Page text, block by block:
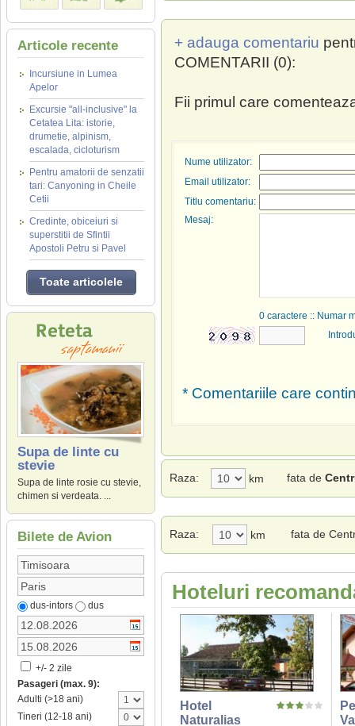
Articole recente
Incursiune in Lumea
Apelor
Excursie "all-inclusive" la
Cetatea Lita: istorie,
drumetie, alpinism,
escalada, cicloturism
Pentru amatorii de senzatii
tari: Canyoning in Cheile
Cetii
Credinte, obiceiuri si
superstitii de Sfintii
Apostoli Petru si Pavel
Toate articolele
Supa de linte cu
stevie
Supa de linte rosie cu stevie,
chimen si verdeata. ...
Bilete de Avion
dus-intors dus
+/- 2 zile
Pasageri (max. 9):
Adulti (>18 ani)
Tineri (12-18 ani)
+ adauga comentariu
COMENTARII (0):
Fii primul care
Nume utilizator:
Email utilizator:
Titlu comentariu:
Mesaj:
0 caractere :: Numar
* Comentariile care
Raza: km fata de
Raza: km fata de
Hoteluri
Hotel
Naturalias